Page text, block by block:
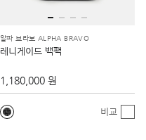
알파 브라보 ALPHA BRAVO
레니게이드 백팩
1,180,000 원
비교